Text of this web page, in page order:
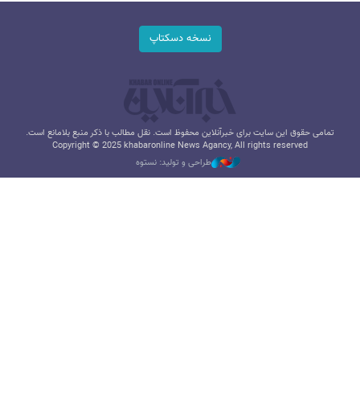
نسخه دسکتاپ
تمامی حقوق این سایت برای خبرآنلاین محفوظ است. نقل مطالب با ذکر منبع بلامانع است.
Copyright © 2025 khabaronline News Agancy, All rights reserved
طراحی و تولید: نستوه